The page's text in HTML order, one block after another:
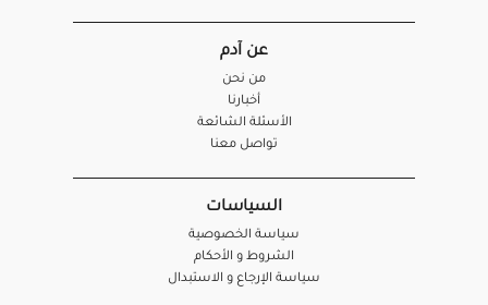
عن آدم
من نحن
أخبارنا
الأسئلة الشائعة
تواصل معنا
السياسات
سياسة الخصوصية
الشروط و الأحكام
سياسة الإرجاع و الاستبدال